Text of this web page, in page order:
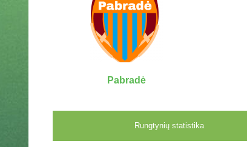
Pabradė
Rungtynių statistika